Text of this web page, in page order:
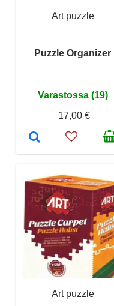
Art puzzle
Puzzle Organizer
Varastossa (19)
17,00 €
Art puzzle